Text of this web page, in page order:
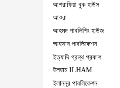
আশরাফিয়া বুক হাউস
আশুরা
আহমদ পাবলিশিং হাউজ
আহসান পাবলিকেশন
ইত্যাদি গ্রন্থ প্রকাশ
ইলহাম ILHAM
ইলাননূর পাবলিকেশন